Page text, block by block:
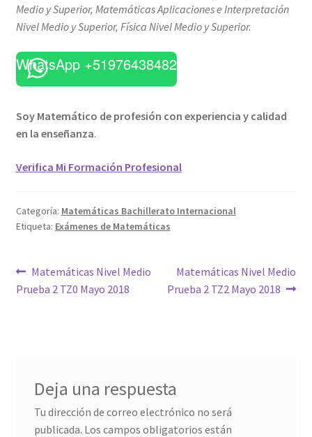
Medio y Superior, Matemáticas Aplicaciones e Interpretación
Nivel Medio y Superior, Física Nivel Medio y Superior.
WhatsApp +51976438482
Soy Matemático de profesión con experiencia y calidad
en la enseñanza.
Verifica Mi Formación Profesional
Categoría: Matemáticas Bachillerato Internacional
Etiqueta: Exámenes de Matemáticas
Navegación
de
Anterior:
Matemáticas Nivel Medio
Prueba 2 TZ0 Mayo 2018
Siguiente:
Matemáticas Nivel Medio
Prueba 2 TZ2 Mayo 2018
Deja una respuesta
Tu dirección de correo electrónico no será
publicada. Los campos obligatorios están